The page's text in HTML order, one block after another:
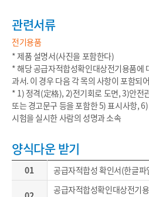
관련서류
전기용품
* 제품 설명서(사진을 포함한다)
* 해당 공급자적합성확인대상전기용품에
과서. 이 경우 다음 각 목의 사항이 포함되
* 1) 정격(定格), 2)전기회로 도면, 3)안전
또는 경고문구 등을 포함한 5) 표시사항,
시험을 실시한 사람의 성명과 소속
양식다운 받기
01 공급자적합성 확인서(한글파
공급자적합성확인대상전기